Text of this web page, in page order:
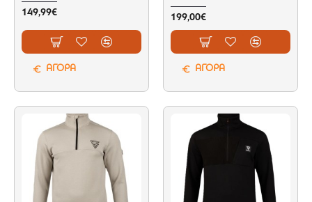
149,99€
ΑΓΟΡΑ
199,00€
ΑΓΟΡΑ